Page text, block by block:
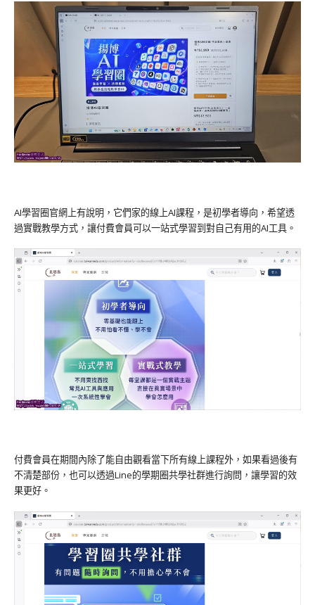
AI學習圈官網上有說明，它們家的線上AI課程，是初學者導向，希望透
過實戰教學方式，讓付費會員可以一站式學習到對自己有用的AI工具。
付費會員在期間內除了能自由觀看當下所有線上課程外，如果看過後有
不清楚部份，也可以透過Line的學期圈共學社群進行詢問，讓學習的效
果更好。